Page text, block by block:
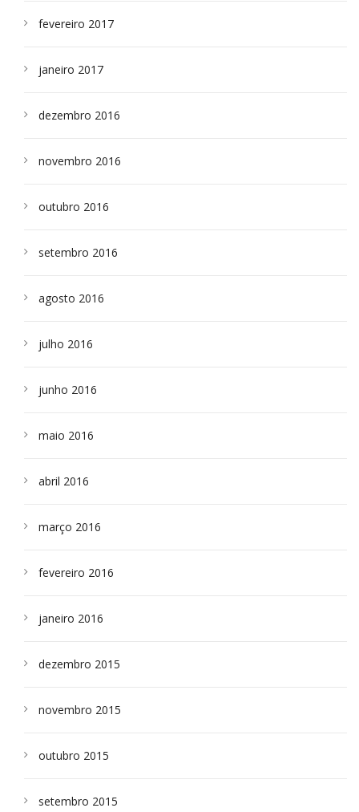
fevereiro 2017
janeiro 2017
dezembro 2016
novembro 2016
outubro 2016
setembro 2016
agosto 2016
julho 2016
junho 2016
maio 2016
abril 2016
março 2016
fevereiro 2016
janeiro 2016
dezembro 2015
novembro 2015
outubro 2015
setembro 2015